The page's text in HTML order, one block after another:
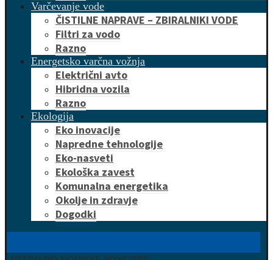
Varčevanje vode
ČISTILNE NAPRAVE – ZBIRALNIKI VODE
Filtri za vodo
Razno
Energetsko varčna vožnja
Električni avto
Hibridna vozila
Razno
Ekologija
Eko inovacije
Napredne tehnologije
Eko-nasveti
Ekološka zavest
Komunalna energetika
Okolje in zdravje
Dogodki